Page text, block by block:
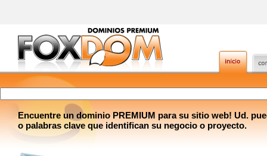
Encuentre un dominio PREMIUM para su sitio web! Ud.
o palabras clave que identifican su negocio o proyecto.